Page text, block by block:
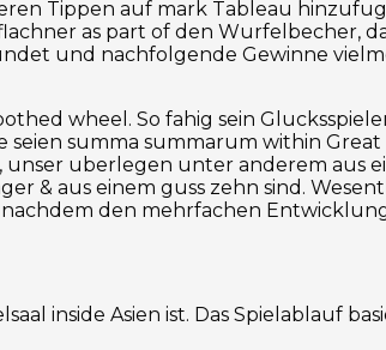
Tippen auf mark Tableau
as part of den Wurfelbecher,
und nachfolgende Gewinne
wheel. So fahig sein
seien summa summarum within
uberlegen unter anderem aus
& aus einem guss zehn sind.
den mehrfachen
inside Asien ist. Das Spielablauf